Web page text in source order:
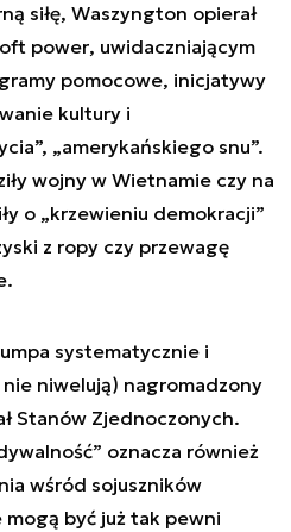
siłę, Waszyngton opierał
power, uwidaczniającym
pomocowe, inicjatywy
kultury i
„amerykańskiego snu”.
wojny w Wietnamie czy na
o „krzewieniu demokracji”
z ropy czy przewagę
systematycznie i
niwelują) nagromadzony
Stanów Zjednoczonych.
oznacza również
wśród sojuszników
być już tak pewni